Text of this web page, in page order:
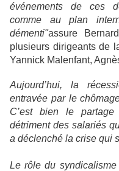
événements de ces
comme au plan
démenti"assure
plusieurs dirigeants de
Yannick Malenfant,
Aujourd’hui, la
entravée par le
C’est bien le
détriment des salariés
a déclenché la crise qui
Le rôle du